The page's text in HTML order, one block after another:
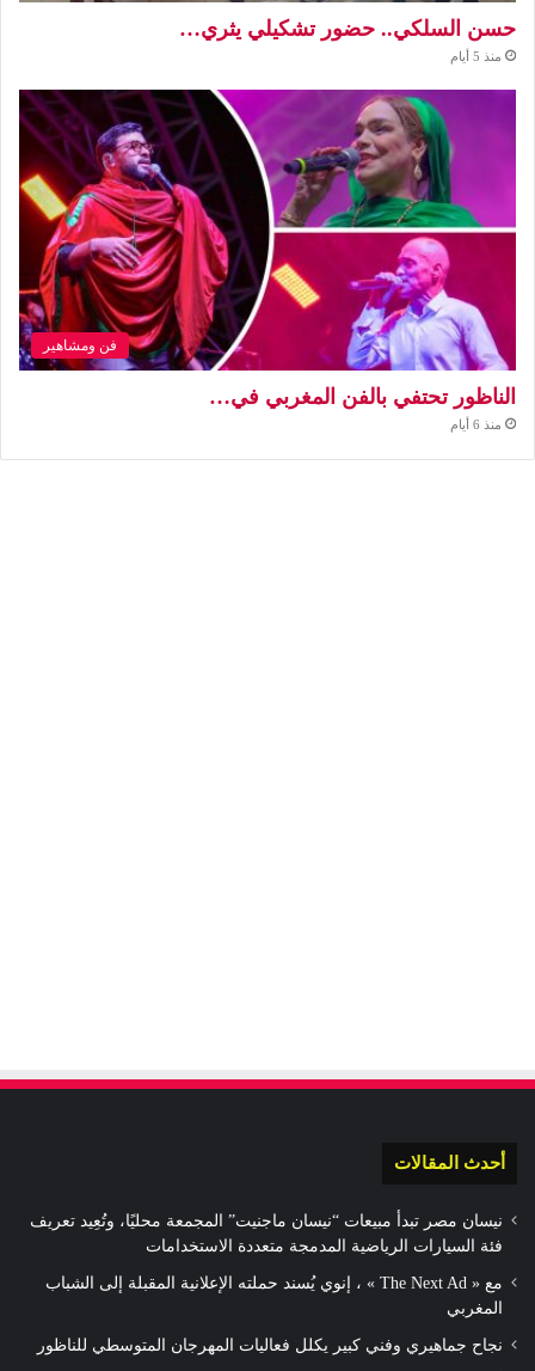
حسن السلكي.. حضور تشكيلي يثري…
منذ 5 أيام
فن ومشاهير
الناظور تحتفي بالفن المغربي في…
منذ 6 أيام
أحدث المقالات
نيسان مصر تبدأ مبيعات “نيسان ماجنيت” المجمعة محليًا، وتُعِيد تعريف
فئة السيارات الرياضية المدمجة متعددة الاستخدامات
مع « The Next Ad » ، إنوي يُسند حملته الإعلانية المقبلة إلى الشباب
المغربي
نجاح جماهيري وفني كبير يكلل فعاليات المهرجان المتوسطي للناظور